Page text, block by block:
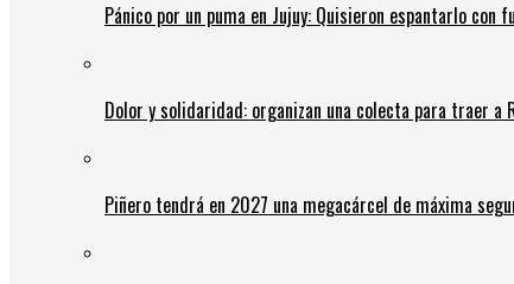
Pánico por un puma en Jujuy: Quisieron espantarlo
Dolor y solidaridad: organizan una colecta para traer
Piñero tendrá en 2027 una megacárcel de máxima